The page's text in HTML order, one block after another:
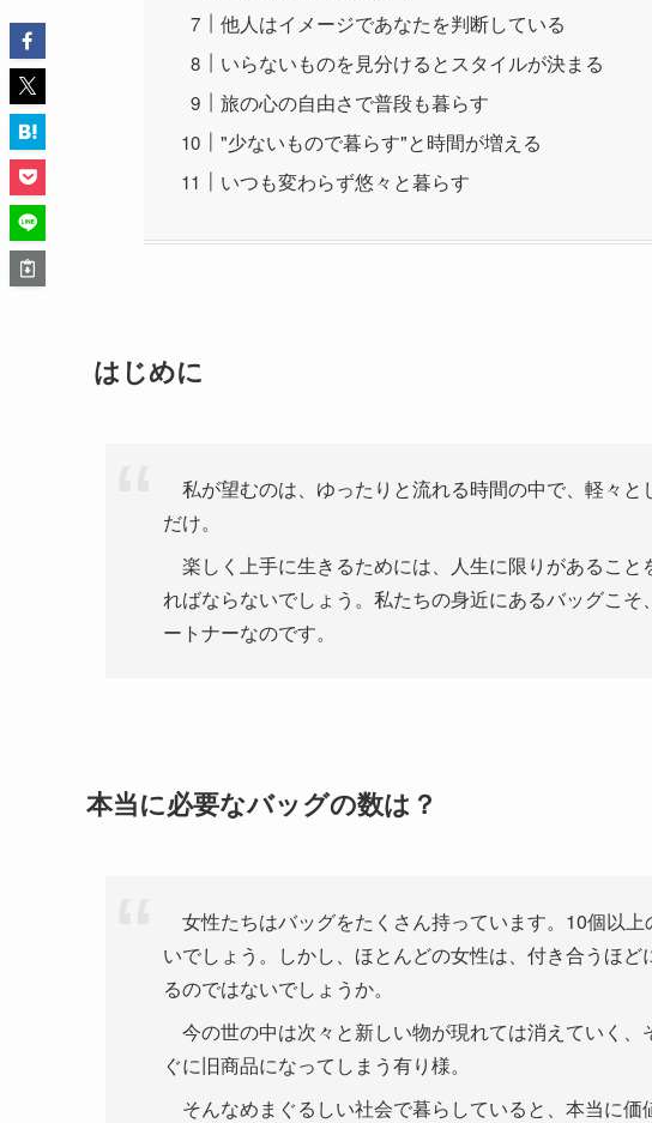
他人はイメージであなたを判断している
いらないものを見分けるとスタイルが決まる
旅の心の自由さで普段も暮らす
"少ないもので暮らす"と時間が増える
いつも変わらず悠々と暮らす
はじめに
私が望むのは、ゆったりと流れる時間の中で、軽々
だけ。
楽しく上手に生きるためには、人生に限りがあるこ
ればならないでしょう。私たちの身近にあるバッグこ
ートナーなのです。
本当に必要なバッグの数は？
女性たちはバッグをたくさん持っています。10個以
いでしょう。しかし、ほとんどの女性は、付き合うほ
るのではないでしょうか。
今の世の中は次々と新しい物が現れては消えていく
ぐに旧商品になってしまう有り様。
そんなめまぐるしい社会で暮らしていると、本当に